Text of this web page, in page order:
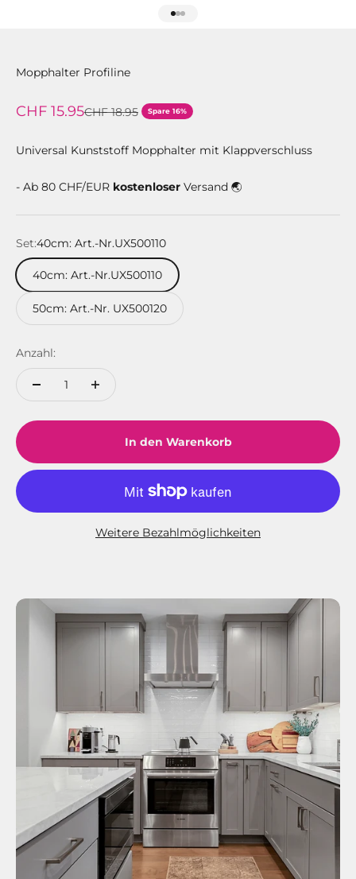
Mopphalter Profiline
Angebot
CHF 15.95Regulärer Preis
CHF 18.95 Spare 16%
Universal Kunststoff Mopphalter mit Klappverschluss
- Ab 80 CHF/EUR kostenloser Versand 🌏
Set:40cm: Art.-Nr.UX500110
40cm: Art.-Nr.UX500110
50cm: Art.-Nr. UX500120
Anzahl:
In den Warenkorb
Weitere Bezahlmöglichkeiten